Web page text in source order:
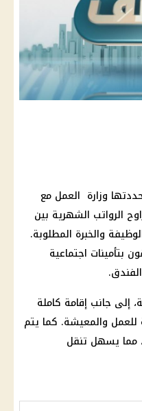
وزارة العمل مع
الرواتب الشهرية بين
والخبرة المطلوبة.
بتأمينات اجتماعية
إلى جانب إقامة كاملة
للعمل والمعيشة. كما يتم
مما يسهل تنقل